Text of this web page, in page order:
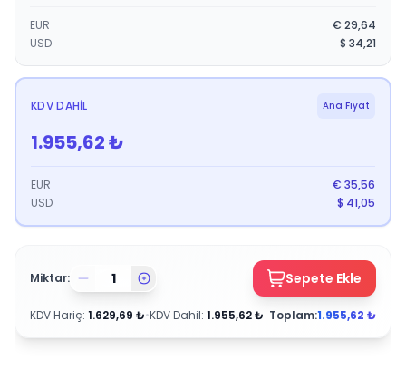
EUR € 29,64
USD
$ 34,21
KDV DAHIL Ana Fiyat
1.955,62₺
EUR € 35,56
USD
$ 41,05
Miktar: Sepete Ekle
KDV Hariç: 1.629,69 ₺•KDV Dahil: 1.955,62₺ Toplam:1.955,62 ₺